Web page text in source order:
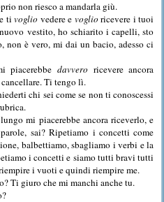
non riesco a mandarla giù.
tivoglio vedere e voglio ricevere i tuoi
vestito, ho schiarito i capelli, sto
non è vero, mi dai un bacio, adesso ci
piacerebbe davvero ricevere ancora
Ti tengo lì.
chi sei come se non ti conoscessi
mi piacerebbe ancora riceverlo, e
sai? Ripetiamo i concetti come
balbettiamo, sbagliamo i verbi e la
i concetti e siamo tutti bravi tutti
i vuoti e quindi riempire me.
Ti giuro che mi manchi anche tu.